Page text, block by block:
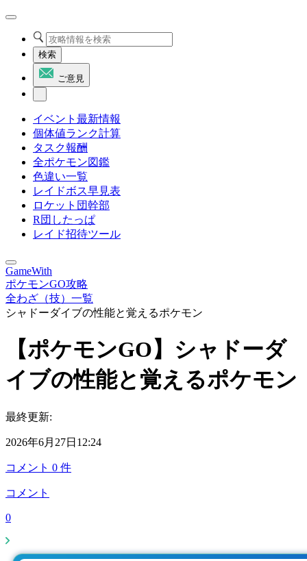
検索
ご意見
イベント最新情報
個体値ランク計算
タスク報酬
全ポケモン図鑑
色違い一覧
レイドボス早見表
ロケット団幹部
R団したっぱ
レイド招待ツール
GameWith
ポケモンGO攻略
全わざ（技）一覧
シャドーダイブの性能と覚えるポケモン
【ポケモンGO】シャドーダ
イブの性能と覚えるポケモン
最終更新:
2026年6月27日12:24
コメント 0 件
コメント
0